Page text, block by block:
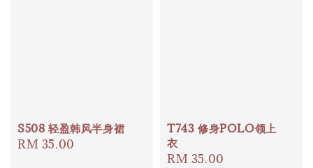
S508 轻盈韩风半身裙
Regular
RM 35.00
T743 修身POLO领上
衣
Regular
RM 35.00